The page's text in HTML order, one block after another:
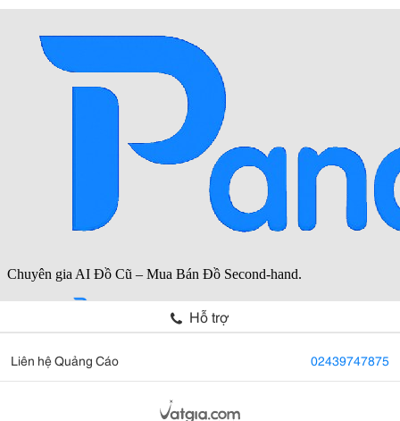
Hỗ trợ
Liên hệ Quảng Cáo 02439747875